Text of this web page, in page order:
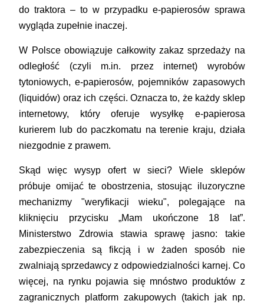
do traktora – to w przypadku e-papierosów sprawa
wygląda zupełnie inaczej.
W Polsce obowiązuje całkowity zakaz sprzedaży na
odległość (czyli m.in. przez internet) wyrobów
tytoniowych, e-papierosów, pojemników zapasowych
(liquidów) oraz ich części. Oznacza to, że każdy sklep
internetowy, który oferuje wysyłkę e-papierosa
kurierem lub do paczkomatu na terenie kraju, działa
niezgodnie z prawem.
Skąd więc wysyp ofert w sieci? Wiele sklepów
próbuje omijać te obostrzenia, stosując iluzoryczne
mechanizmy "weryfikacji wieku", polegające na
kliknięciu przycisku „Mam ukończone 18 lat”.
Ministerstwo Zdrowia stawia sprawę jasno: takie
zabezpieczenia są fikcją i w żaden sposób nie
zwalniają sprzedawcy z odpowiedzialności karnej. Co
więcej, na rynku pojawia się mnóstwo produktów z
zagranicznych platform zakupowych (takich jak np.